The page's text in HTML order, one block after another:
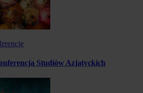
Studiów Azjatyckich